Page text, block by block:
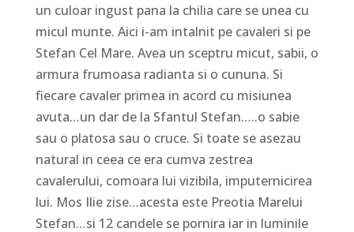
un culoar ingust pana la chilia care se unea cu
micul munte. Aici i-am intalnit pe cavaleri si pe
Stefan Cel Mare. Avea un sceptru micut, sabii, o
armura frumoasa radianta si o cununa. Si
fiecare cavaler primea in acord cu misiunea
avuta…un dar de la Sfantul Stefan…..o sabie
sau o platosa sau o cruce. Si toate se asezau
natural in ceea ce era cumva zestrea
cavalerului, comoara lui vizibila, imputernicirea
lui. Mos Ilie zise…acesta este Preotia Marelui
Stefan…si 12 candele se pornira iar in luminile